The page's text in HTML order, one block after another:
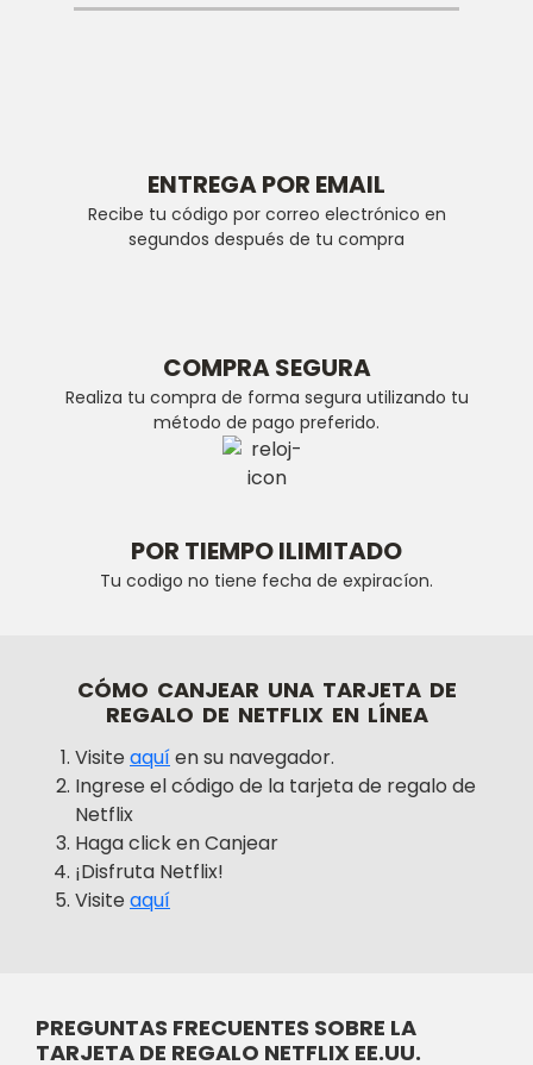
ENTREGA POR EMAIL
Recibe tu código por correo electrónico en
segundos después de tu compra
COMPRA SEGURA
Realiza tu compra de forma segura utilizando tu
método de pago preferido.
POR TIEMPO ILIMITADO
Tu codigo no tiene fecha de expiracíon.
CÓMO CANJEAR UNA TARJETA DE
REGALO DE NETFLIX EN LÍNEA
Visite aquíen su navegador.
Ingrese el código de la tarjeta de regalo de
Netflix
Haga click en Canjear
¡Disfruta Netflix!
Visite aquí
PREGUNTAS FRECUENTES SOBRE LA
TARJETA DE REGALO NETFLIX EE.UU.